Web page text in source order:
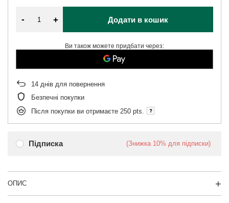
Підписка (Знижка 10% для підписки)
- + Додати в кошик
Ви також можете придбати через:
14 днів для повернення
Безпечні покупки
Після покупки ви отримаєте 250 pts.
ОПИС